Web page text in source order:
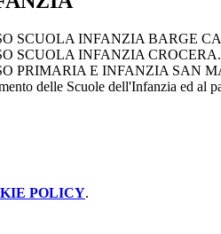
SCUOLA INFANZIA BARGE
SCUOLA INFANZIA
PRIMARIA E INFANZIA SAN
delle Scuole dell'Infanzia ed al
POLICY.